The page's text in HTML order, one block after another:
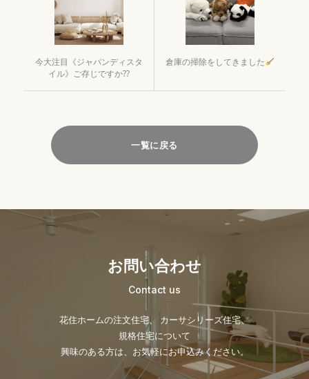
今大注目《ジャパンディスタ
イル》ご存じですか??
倉庫の掃除をしてきました
一覧に戻る
お問い合わせ
Contact us
花住ホームの注文住宅、 カーサシリーズ住宅、
規格住宅について
興味のある方は、お気軽にお申込みください。